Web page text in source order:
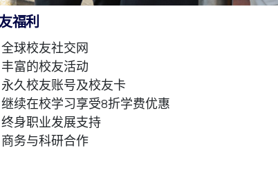
福利
全球校友社交网
丰富的校友活动
永久校友账号及校友卡
继续在校学习享受8折学费优惠
终身职业发展支持
商务与科研合作